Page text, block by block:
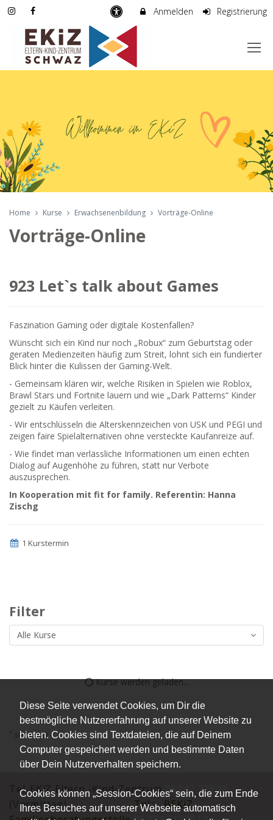
Diese Seite verwendet Cookies, um Dir die
bestmögliche Nutzererfahrung auf unserer Website zu
bieten. Cookies sind Textdateien, die auf Deinem
Computer gespeichert werden und bestimmte Daten
über Dein Nutzerverhalten speichern.
Cookies können „Session-Cookies“ sein, die zum Ende
Ihres Besuches auf unserer Webseite automatisch
Anmelden Registrierung
Home Kurse Erwachsenenbildung Vorträge-Online
Vorträge-Online
923 Let`s talk about Games
Faszination Gaming oder digitale Kostenfallen?
Wünscht sich ein Kind nur noch „Robux“ zum Geburtstag oder
geraten Medienzeiten häufig zum Streit, lohnt sich ein fundierter
Blick hinter die Kulissen der Gaming-Welt.
- Gemeinsam klären wir, welche Risiken in Spielen wie Roblox,
Brawl Stars und Fortnite lauern und wie „Dark Patterns“ Kinder
gezielt zu Käufen verleiten.
- Wir entschlüsseln die Alterskennzeichen von USK und PEGI und
zeigen faire Spielalternativen ohne versteckte Kaufanreize auf.
- Wie findet man verlässliche Informationen um einen echten
Dialog auf Augenhöhe zu führen, statt nur Verbote
auszusprechen.
In Kooperation mit fit for family. Referentin: Hanna
Zischg
1 Kurstermin
Filter
Alle Kurse
Kurse werden geladen...
* steuerfrei
Tel.:EKiZ Eltern -Kind-Zentrum 05242 72848
(Vormittag)Tel.:BEKiZ